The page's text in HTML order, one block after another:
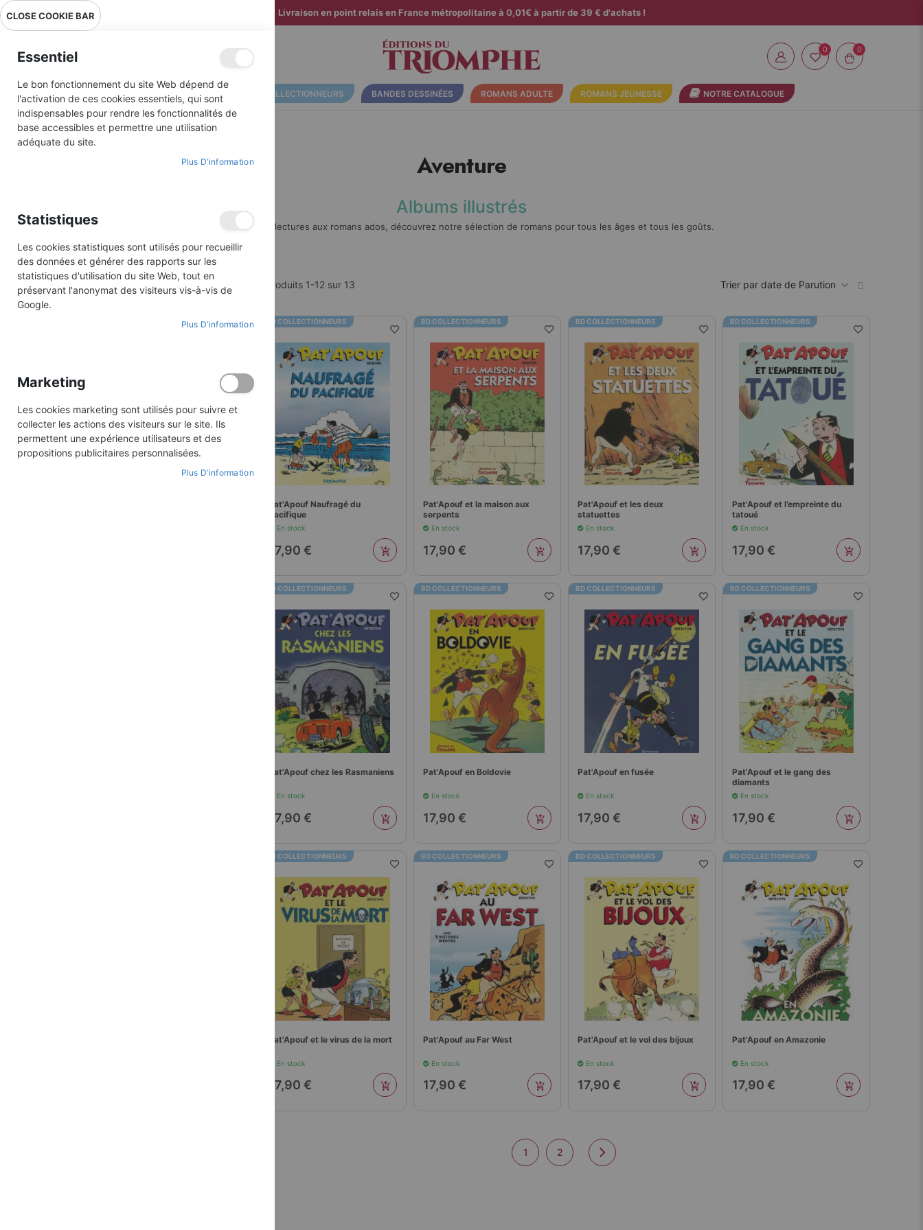
Livraison en point relais en France métropolitaine à 0,01€ à partir de 39 € d'achats !
0
ALBUMS ILLUSTRÉS BD COLLECTIONNEURS BANDES DESSINÉES ROMANS ADULTE ROMANS JEUNESSE NOTRE CATALOGUE
Aventure
Albums illustrés
Des premières lectures aux romans ados, découvrez notre sélection de romans pour tous les âges et tous les goûts.
Produits 1-12 sur 13
BD COLLECTIONNEURS
Pat'Apouf Naufragé du
Pacifique
En stock
17,90 €
BD COLLECTIONNEURS
Pat'Apouf et la maison aux
serpents
En stock
17,90 €
BD COLLECTIONNEURS
Pat'Apouf et les deux
statuettes
En stock
17,90 €
BD COLLECTIONNEURS
Pat'Apouf et l’empreinte du
tatoué
En stock
17,90 €
BD COLLECTIONNEURS
Pat'Apouf chez les Rasmaniens
En stock
17,90 €
BD COLLECTIONNEURS
Pat'Apouf en Boldovie
En stock
17,90 €
BD COLLECTIONNEURS
Pat'Apouf en fusée
En stock
17,90 €
BD COLLECTIONNEURS
Pat'Apouf et le gang des
diamants
En stock
17,90 €
BD COLLECTIONNEURS
Pat'Apouf et le virus de la mort
En stock
17,90 €
BD COLLECTIONNEURS
Pat'Apouf au Far West
En stock
17,90 €
BD COLLECTIONNEURS
Pat'Apouf et le vol des bijoux
En stock
17,90 €
BD COLLECTIONNEURS
Pat'Apouf en Amazonie
En stock
17,90 €
1 2
ACHETER PAR
PRIX
7,00 €-40,00 €
CLOSE COOKIE BAR
Essentiel
Le bon fonctionnement du site Web dépend de
l'activation de ces cookies essentiels, qui sont
indispensables pour rendre les fonctionnalités de
base accessibles et permettre une utilisation
adéquate du site.
Plus D’information
Statistiques
Les cookies statistiques sont utilisés pour recueillir
des données et générer des rapports sur les
statistiques d'utilisation du site Web, tout en
préservant l'anonymat des visiteurs vis-à-vis de
Google.
Plus D’information
Marketing
Les cookies marketing sont utilisés pour suivre et
collecter les actions des visiteurs sur le site. Ils
permettent une expérience utilisateurs et des
propositions publicitaires personnalisées.
Plus D’information